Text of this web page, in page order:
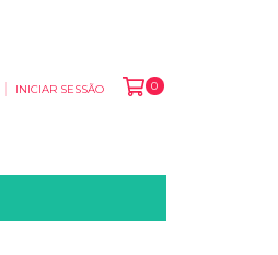
INICIAR SESSÃO 0